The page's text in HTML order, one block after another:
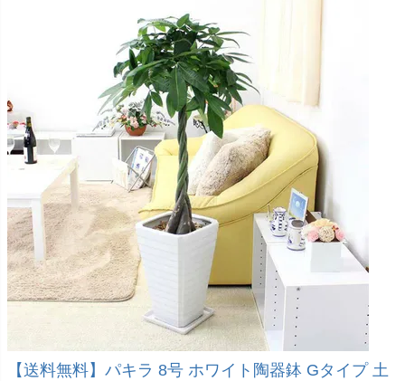
【送料無料】パキラ 8号 ホワイト陶器鉢 Gタイプ 土